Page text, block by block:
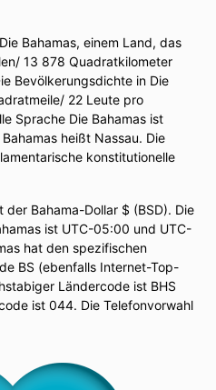
Bahamas, einem Land, das
13 878 Quadratkilometer
Bevölkerungsdichte in Die
22 Leute pro
Sprache Die Bahamas ist
heißt Nassau. Die
konstitutionelle
der Bahama-Dollar $ (BSD). Die
ist UTC-05:00 und UTC-
hat den spezifischen
BS (ebenfalls Internet-Top-
Ländercode ist BHS
ist 044. Die Telefonvorwahl